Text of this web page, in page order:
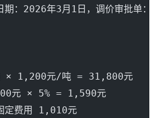
期：2026年3月1日，调价审批单
× 1,200元/吨 = 31,800元
元 × 5% = 1,590元
定费用 1,010元